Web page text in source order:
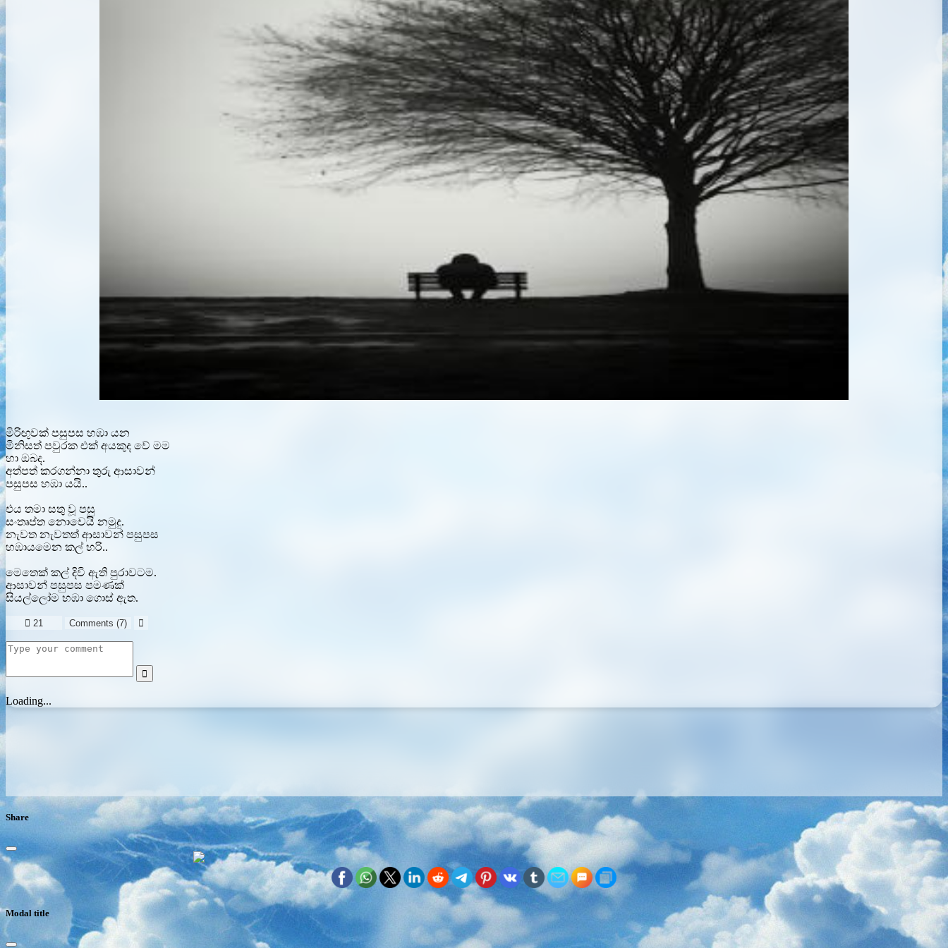
මිරිඟුවක් පසුපස හඹා යන
මිනිසත් පවුරක එක් අයකුද වේ මම
හා ඔබද.
අත්පත් කරගන්නා තුරු ආසාවන්
පසුපස හඹා යයි..
එය තමා සතු වූ පසු
සංතෘප්ත නොවෙයි නමුදු.
නැවත නැවතත් ආසාවන් පසුපස
හඹායමෙන කල් හරි..
මෙතෙක් කල් දිවි ඇති පුරාවටම.
ආසාවන් පසුපස පමණක්
සියල්ලෝම හඹා ගොස් ඇත.
 21 Comments (7) 

Loading...
Share
Modal title